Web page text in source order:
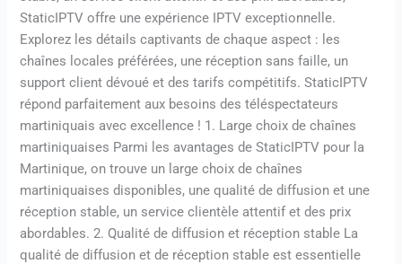
StaticIPTV offre une expérience IPTV exceptionnelle.
Explorez les détails captivants de chaque aspect : les
chaînes locales préférées, une réception sans faille, un
support client dévoué et des tarifs compétitifs. StaticIPTV
répond parfaitement aux besoins des téléspectateurs
martiniquais avec excellence ! 1. Large choix de chaînes
martiniquaises Parmi les avantages de StaticIPTV pour la
Martinique, on trouve un large choix de chaînes
martiniquaises disponibles, une qualité de diffusion et une
réception stable, un service clientèle attentif et des prix
abordables. 2. Qualité de diffusion et réception stable La
qualité de diffusion et de réception stable est essentielle